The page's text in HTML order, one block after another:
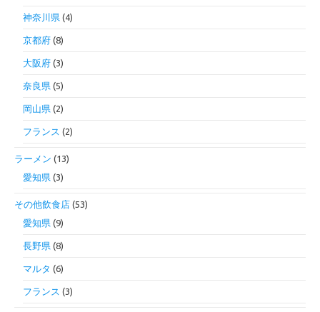
神奈川県 (4)
京都府 (8)
大阪府 (3)
奈良県 (5)
岡山県 (2)
フランス (2)
ラーメン (13)
愛知県 (3)
その他飲食店 (53)
愛知県 (9)
長野県 (8)
マルタ (6)
フランス (3)